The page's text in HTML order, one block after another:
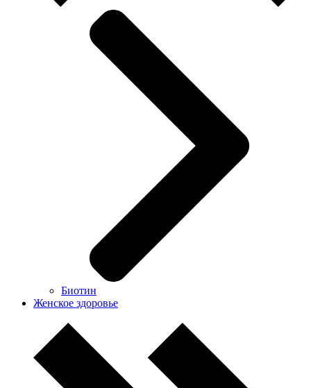
Биотин
Женское здоровье